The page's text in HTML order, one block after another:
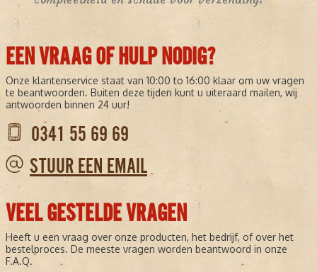
EEN VRAAG OF HULP NODIG?
Onze klantenservice staat van 10:00 to 16:00 klaar om uw vragen
te beantwoorden. Buiten deze tijden kunt u uiteraard mailen, wij
antwoorden binnen 24 uur!
0341 55 69 69
STUUR EEN EMAIL
VEEL GESTELDE VRAGEN
Heeft u een vraag over onze producten, het bedrijf, of over het
bestelproces. De meeste vragen worden beantwoord in onze
F.A.Q.